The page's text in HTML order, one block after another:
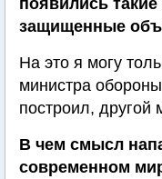
появились
защищенные
На это я могу
министра
построил, другой
В чем смысл
современном